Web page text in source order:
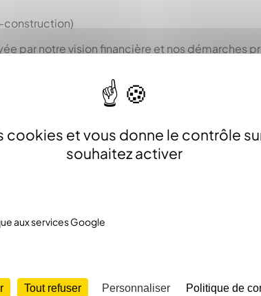
cookies et vous donne le contrôle
souhaitez activer
aux services Google
Tout refuser Personnaliser Politique de
par notre vision financière et nos démarches
sportif
d’espaces conviviaux de proximité